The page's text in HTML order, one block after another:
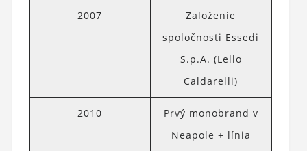
2007
Založenie
spoločnosti Essedi
S.p.A. (Lello
Caldarelli)
2010
Prvý monobrand v
Neapole + línia